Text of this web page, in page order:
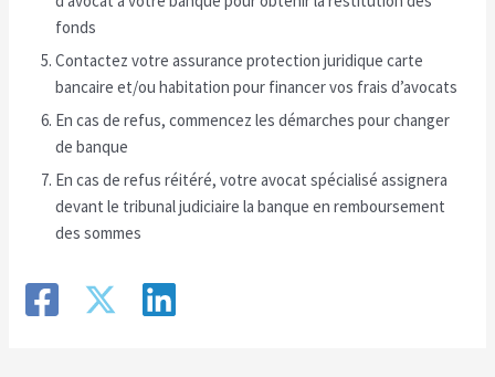
fonds
Contactez votre assurance protection juridique carte
bancaire et/ou habitation pour financer vos frais d’avocats
En cas de refus, commencez les démarches pour changer
de banque
En cas de refus réitéré, votre avocat spécialisé assignera
devant le tribunal judiciaire la banque en remboursement
des sommes